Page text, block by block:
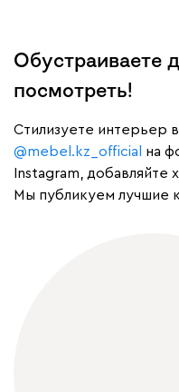
Обустраиваете
посмотреть!
Cтилизуете интерьер
@mebel.kz_official
на
Instagram, добавляйте
Мы публикуем лучшие